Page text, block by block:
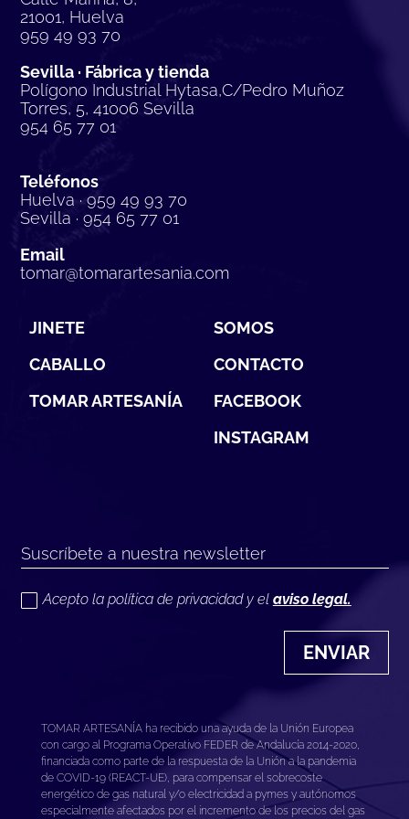
21001, Huelva
959 49 93 70
Sevilla · Fábrica y tienda
Polígono Industrial Hytasa,C/Pedro Muñoz
Torres, 5, 41006 Sevilla
954 65 77 01
Teléfonos
Huelva · 959 49 93 70
Sevilla · 954 65 77 01
Email
tomar@tomarartesania.com
JINETE
CABALLO
TOMAR ARTESANÍA
SOMOS
CONTACTO
FACEBOOK
INSTAGRAM
Acepto la política de privacidad y el aviso legal.
ENVIAR
TOMAR ARTESANÍA ha recibido una ayuda de la Unión Europea
con cargo al Programa Operativo FEDER de Andalucía 2014-2020,
financiada como parte de la respuesta de la Unión a la pandemia
de COVID-19 (REACT-UE), para compensar el sobrecoste
energético de gas natural y/o electricidad a pymes y autónomos
especialmente afectados por el incremento de los precios del gas